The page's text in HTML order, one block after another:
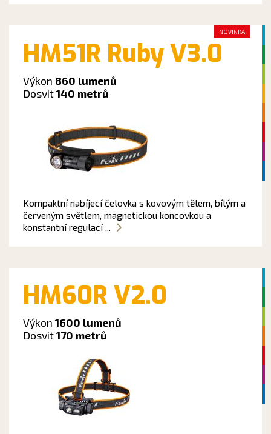
HM51R Ruby V3.0
Výkon 860 lumenů
Dosvit140 metrů
Kompaktní nabíjecí čelovka s kovovým tělem, bílým a
červeným světlem, magnetickou koncovkou a
konstantní regulací ...
NOVINKA
HM60R V2.0
Výkon 1600 lumenů
Dosvit170 metrů